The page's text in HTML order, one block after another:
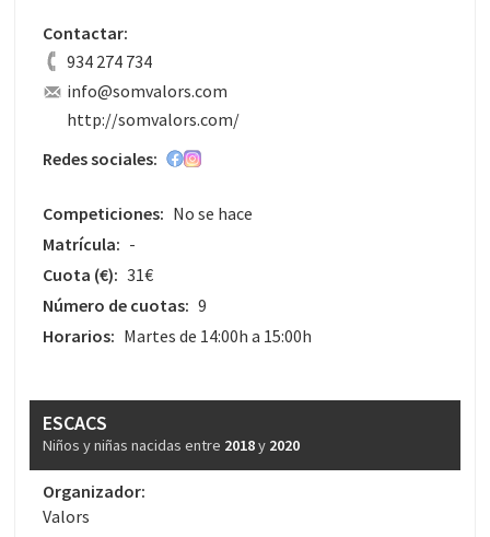
Contactar:
934 274 734
info@somvalors.com
http://somvalors.com/
Redes sociales:
Competiciones: No se hace
Matrícula: -
Cuota (€): 31€
Número de cuotas: 9
Horarios: Martes de 14:00h a 15:00h
ESCACS
Niños y niñas nacidas entre 2018y 2020
Organizador:
Valors